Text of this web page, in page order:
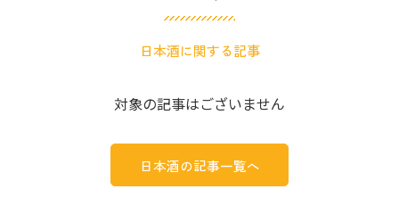
日本酒に関する記事
対象の記事はございません
日本酒の記事一覧へ